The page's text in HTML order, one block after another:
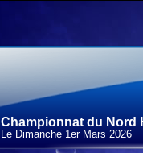
Championnat du Nord
Le Dimanche 1erMars 2026